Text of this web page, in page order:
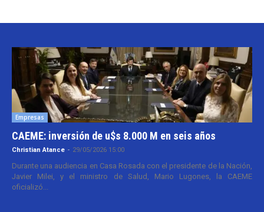
Empresas
CAEME: inversión de u$s 8.000 M en seis años
Christian Atance - 29/05/2026 15:00
Durante una audiencia en Casa Rosada con el presidente de la Nación,
Javier Milei, y el ministro de Salud, Mario Lugones, la CAEME
oficializó...